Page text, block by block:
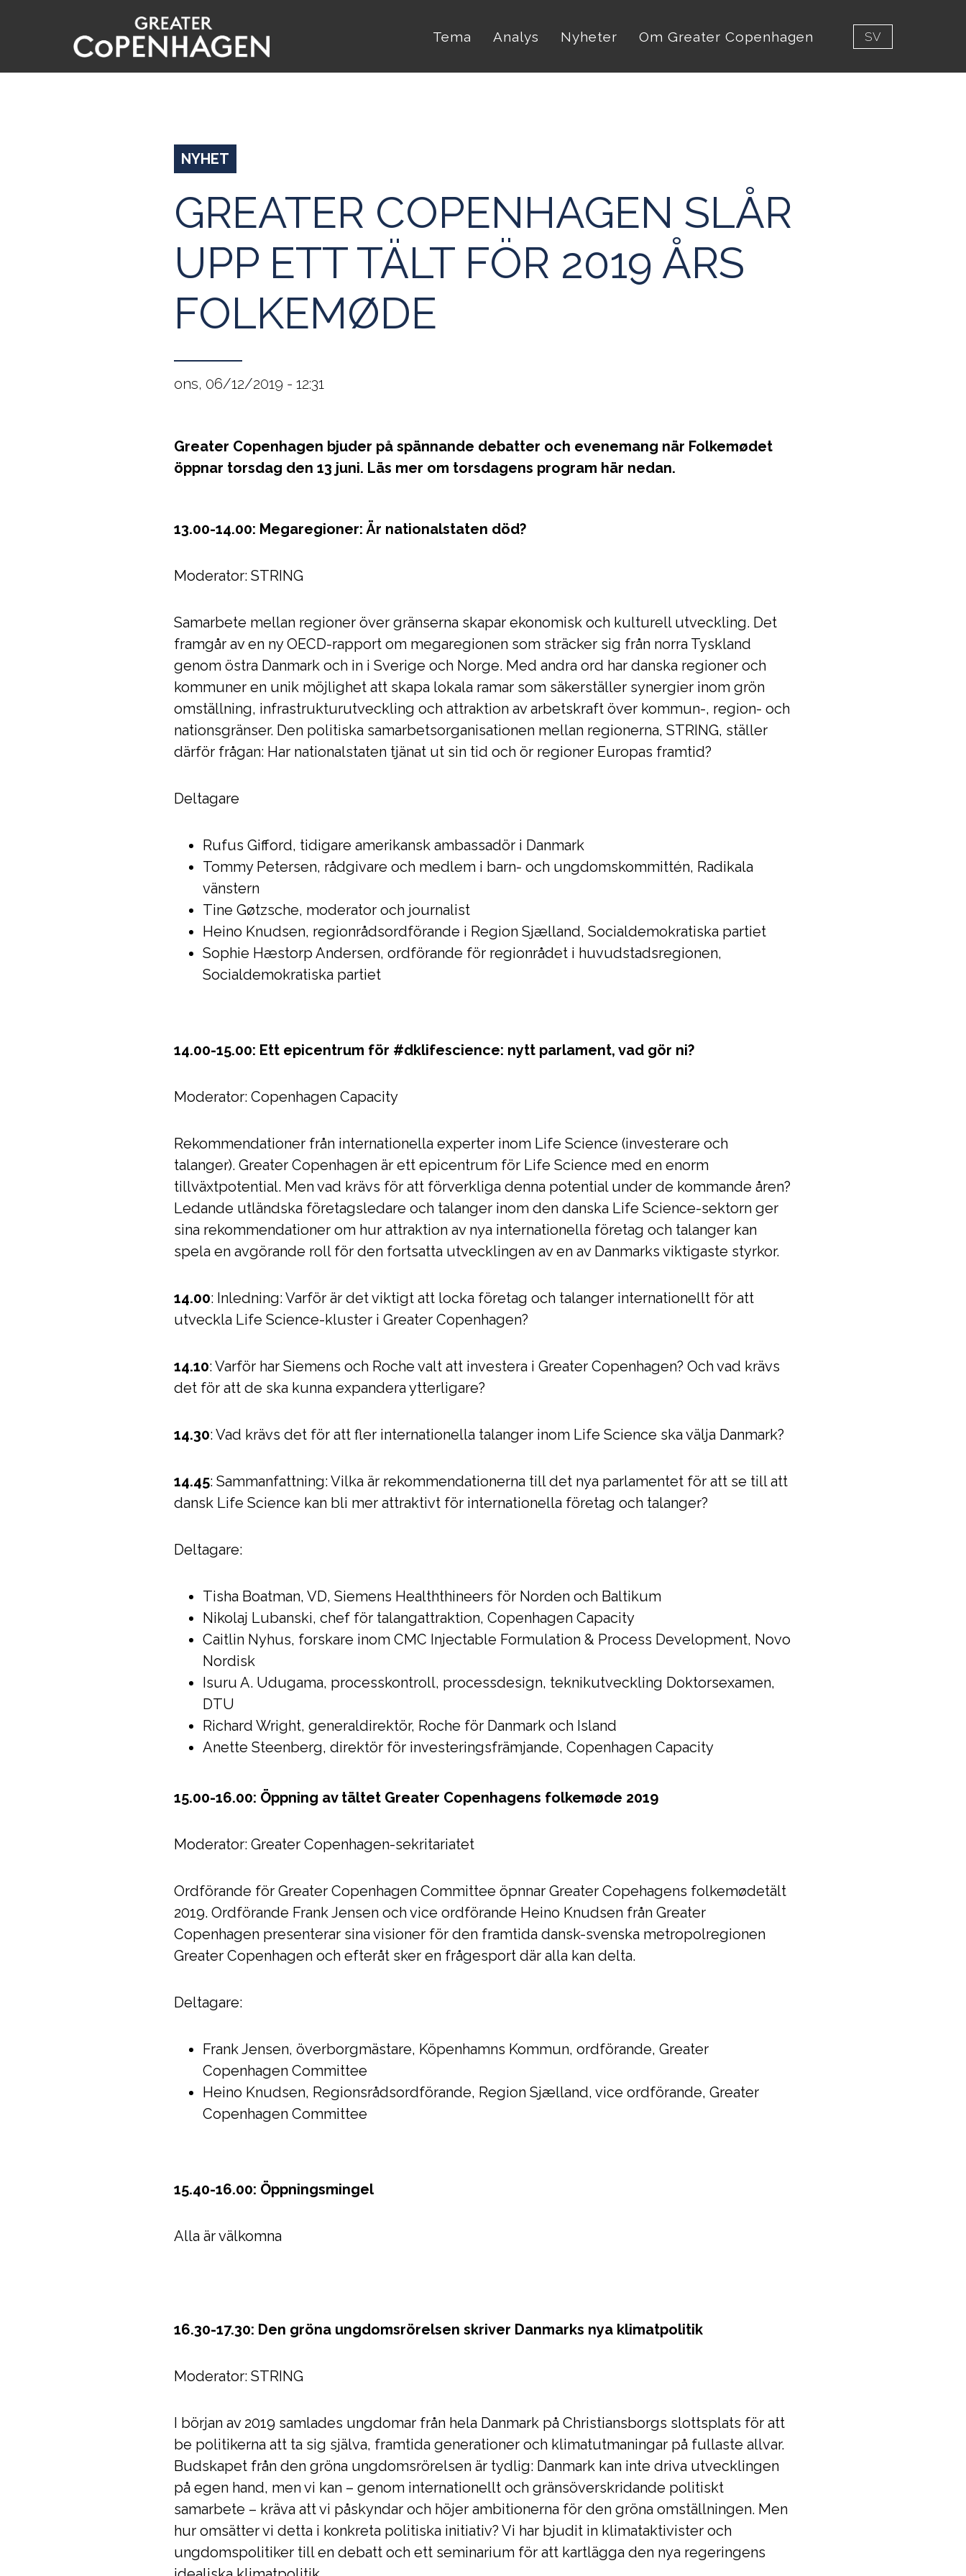
huvudinnehåll
Tema Analys Nyheter Om Greater Copenhagen SV
NYHET
GREATER COPENHAGEN SLÅR
UPP ETT TÄLT FÖR 2019 ÅRS
FOLKEMØDE
ons, 06/12/2019 - 12:31
Greater Copenhagen bjuder på spännande debatter och evenemang när Folkemødet
öppnar torsdag den 13 juni. Läs mer om torsdagens program här nedan.
13.00-14.00: Megaregioner: Är nationalstaten död?
Moderator: STRING
Samarbete mellan regioner över gränserna skapar ekonomisk och kulturell utveckling. Det
framgår av en ny OECD-rapport om megaregionen som sträcker sig från norra Tyskland
genom östra Danmark och in i Sverige och Norge. Med andra ord har danska regioner och
kommuner en unik möjlighet att skapa lokala ramar som säkerställer synergier inom grön
omställning, infrastrukturutveckling och attraktion av arbetskraft över kommun-, region- och
nationsgränser. Den politiska samarbetsorganisationen mellan regionerna, STRING, ställer
därför frågan: Har nationalstaten tjänat ut sin tid och ör regioner Europas framtid?
Deltagare
Rufus Gifford, tidigare amerikansk ambassadör i Danmark
Tommy Petersen, rådgivare och medlem i barn- och ungdomskommittén, Radikala
vänstern
Tine Gøtzsche, moderator och journalist
Heino Knudsen, regionrådsordförande i Region Sjælland, Socialdemokratiska partiet
Sophie Hæstorp Andersen, ordförande för regionrådet i huvudstadsregionen,
Socialdemokratiska partiet
14.00-15.00: Ett epicentrum för #dklifescience: nytt parlament, vad gör ni?
Moderator: Copenhagen Capacity
Rekommendationer från internationella experter inom Life Science (investerare och
talanger). Greater Copenhagen är ett epicentrum för Life Science med en enorm
tillväxtpotential. Men vad krävs för att förverkliga denna potential under de kommande åren?
Ledande utländska företagsledare och talanger inom den danska Life Science-sektorn ger
sina rekommendationer om hur attraktion av nya internationella företag och talanger kan
spela en avgörande roll för den fortsatta utvecklingen av en av Danmarks viktigaste styrkor.
14.00: Inledning: Varför är det viktigt att locka företag och talanger internationellt för att
utveckla Life Science-kluster i Greater Copenhagen?
14.10: Varför har Siemens och Roche valt att investera i Greater Copenhagen? Och vad krävs
det för att de ska kunna expandera ytterligare?
14.30: Vad krävs det för att fler internationella talanger inom Life Science ska välja Danmark?
14.45: Sammanfattning: Vilka är rekommendationerna till det nya parlamentet för att se till att
dansk Life Science kan bli mer attraktivt för internationella företag och talanger?
Deltagare:
Tisha Boatman, VD, Siemens Healththineers för Norden och Baltikum
Nikolaj Lubanski, chef för talangattraktion, Copenhagen Capacity
Caitlin Nyhus, forskare inom CMC Injectable Formulation & Process Development, Novo
Nordisk
Isuru A. Udugama, processkontroll, processdesign, teknikutveckling Doktorsexamen,
DTU
Richard Wright, generaldirektör, Roche för Danmark och Island
Anette Steenberg, direktör för investeringsfrämjande, Copenhagen Capacity
15.00-16.00: Öppning av tältet Greater Copenhagens folkemøde 2019
Moderator: Greater Copenhagen-sekritariatet
Ordförande för Greater Copenhagen Committee öpnnar Greater Copehagens folkemødetält
2019. Ordförande Frank Jensen och vice ordförande Heino Knudsen från Greater
Copenhagen presenterar sina visioner för den framtida dansk-svenska metropolregionen
Greater Copenhagen och efteråt sker en frågesport där alla kan delta.
Deltagare:
Frank Jensen, överborgmästare, Köpenhamns Kommun, ordförande, Greater
Copenhagen Committee
Heino Knudsen, Regionsrådsordförande, Region Sjælland, vice ordförande, Greater
Copenhagen Committee
15.40-16.00: Öppningsmingel
Alla är välkomna
16.30-17.30: Den gröna ungdomsrörelsen skriver Danmarks nya klimatpolitik
Moderator: STRING
I början av 2019 samlades ungdomar från hela Danmark på Christiansborgs slottsplats för att
be politikerna att ta sig själva, framtida generationer och klimatutmaningar på fullaste allvar.
Budskapet från den gröna ungdomsrörelsen är tydlig: Danmark kan inte driva utvecklingen
på egen hand, men vi kan – genom internationellt och gränsöverskridande politiskt
samarbete – kräva att vi påskyndar och höjer ambitionerna för den gröna omställningen. Men
hur omsätter vi detta i konkreta politiska initiativ? Vi har bjudit in klimataktivister och
ungdomspolitiker till en debatt och ett seminarium för att kartlägga den nya regeringens